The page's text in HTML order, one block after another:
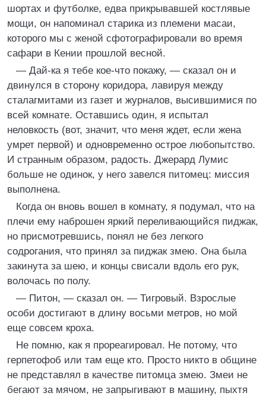
шортах и футболке, едва прикрывавшей костлявые
мощи, он напоминал старика из племени масаи,
которого мы с женой сфотографировали во время
сафари в Кении прошлой весной.
— Дай-ка я тебе кое-что покажу, — сказал он и
двинулся в сторону коридора, лавируя между
сталагмитами из газет и журналов, высившимися по
всей комнате. Оставшись один, я испытал
неловкость (вот, значит, что меня ждет, если жена
умрет первой) и одновременно острое любопытство.
И странным образом, радость. Джерард Лумис
больше не одинок, у него завелся питомец: миссия
выполнена.
Когда он вновь вошел в комнату, я подумал, что на
плечи ему наброшен яркий переливающийся пиджак,
но присмотревшись, понял не без легкого
содрогания, что принял за пиджак змею. Она была
закинута за шею, и концы свисали вдоль его рук,
волочась по полу.
— Питон, — сказал он. — Тигровый. Взрослые
особи достигают в длину восьми метров, но мой
еще совсем кроха.
Не помню, как я прореагировал. Не потому, что
герпетофоб или там еще кто. Просто никто в общине
не представлял в качестве питомца змею. Змеи не
бегают за мячом, не запрыгивают в машину, пыхтя